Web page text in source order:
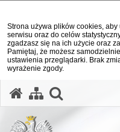
Strona używa plików cookies, aby
serwisu oraz do celów
zgadzasz się na ich użycie oraz
Pamiętaj, że możesz
ustawienia przeglądarki. Brak
wyrażenie zgody.